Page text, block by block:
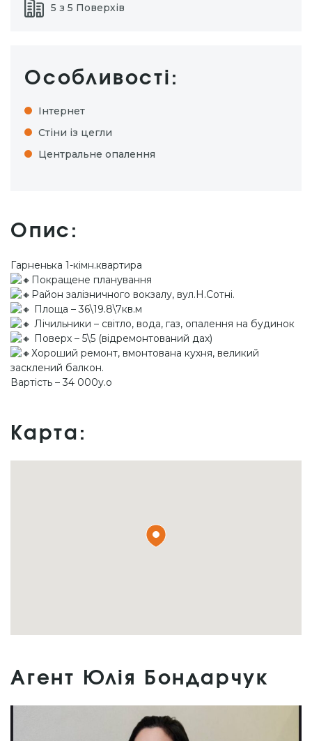
5 з 5 Поверхів
Особливості:
Інтернет
Стіни із цегли
Центральне опалення
Опис:
Гарненька 1-кімн.квартира
Покращене планування
Район залізничного вокзалу, вул.Н.Сотні.
Площа – 36\19.8\7кв.м
Лічильники – світло, вода, газ, опалення на будинок
Поверх – 5\5 (відремонтований дах)
Хороший ремонт, вмонтована кухня, великий
засклений балкон.
Вартість – 34 000у.о
Карта:
Агент Юлія Бондарчук